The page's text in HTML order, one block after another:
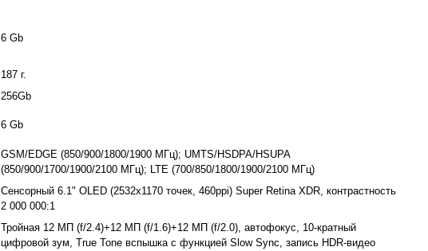
6 Gb
187 г.
256Gb
6 Gb
GSM/EDGE (850/900/1800/1900 МГц); UMTS/HSDPA/HSUPA
(850/900/1700/1900/2100 МГц); LTE (700/850/1800/1900/2100 МГц)
Сенсорный 6.1" OLED (2532x1170 точек, 460ppi) Super Retina XDR, контрастность
2 000 000:1
Тройная 12 МП (f/2.4)+12 МП (f/1.6)+12 МП (f/2.0), автофокус, 10-кратный
цифровой зум, True Tone вспышка с функцией Slow Sync, запись HDR‑видео